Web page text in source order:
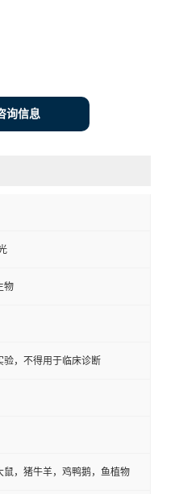
询信息
物
验，不得用于临床诊断
鼠，猪牛羊，鸡鸭鹅，鱼植物